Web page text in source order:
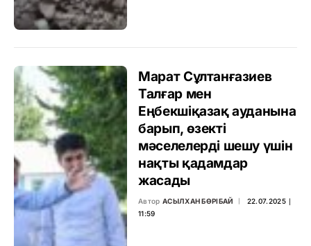
Марат Сұлтанғазиев
Талғар мен
Еңбекшіқазақ ауданына
барып, өзекті
мәселелерді шешу үшін
нақты қадамдар
жасады
Автор АСЫЛХАН БӨРІБАЙ
22.07.2025 ∣
11:59